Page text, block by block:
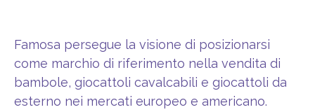
Famosa persegue la visione di posizionarsi
come marchio di riferimento nella vendita di
bambole, giocattoli cavalcabili e giocattoli da
esterno nei mercati europeo e americano.